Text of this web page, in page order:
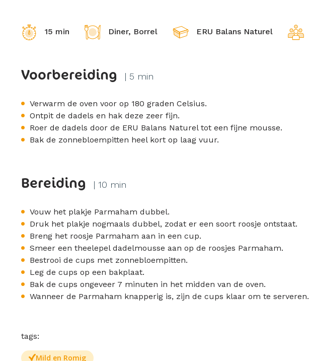
15 min Diner, Borrel ERU Balans Naturel
Voorbereiding | 5 min
Verwarm de oven voor op 180 graden Celsius.
Ontpit de dadels en hak deze zeer fijn.
Roer de dadels door de ERU Balans Naturel tot een fijne mousse.
Bak de zonnebloempitten heel kort op laag vuur.
Bereiding | 10 min
Vouw het plakje Parmaham dubbel.
Druk het plakje nogmaals dubbel, zodat er een soort roosje ontstaat.
Breng het roosje Parmaham aan in een cup.
Smeer een theelepel dadelmousse aan op de roosjes Parmaham.
Bestrooi de cups met zonnebloempitten.
Leg de cups op een bakplaat.
Bak de cups ongeveer 7 minuten in het midden van de oven.
Wanneer de Parmaham knapperig is, zijn de cups klaar om te serveren.
tags:
Mild en Romig